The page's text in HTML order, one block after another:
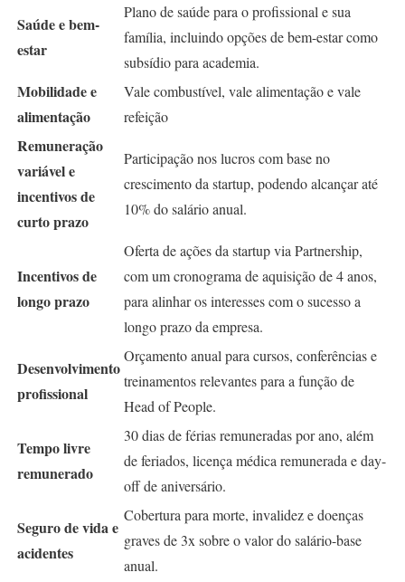
Saúde e bem-
estar
Plano de saúde para o profissional e sua
família, incluindo opções de bem-estar como
subsídio para academia.
Mobilidade e
alimentação
Vale combustível, vale alimentação e vale
refeição
Remuneração
variável e
incentivos de
curto prazo
Participação nos lucros com base no
crescimento da startup, podendo alcançar até
10% do salário anual.
Incentivos de
longo prazo
Oferta de ações da startup via Partnership,
com um cronograma de aquisição de 4 anos,
para alinhar os interesses com o sucesso a
longo prazo da empresa.
Desenvolvimento
profissional
Orçamento anual para cursos, conferências e
treinamentos relevantes para a função de
Head of People.
Tempo livre
remunerado
30 dias de férias remuneradas por ano, além
de feriados, licença médica remunerada e day-
off de aniversário.
Seguro de vida e
acidentes
Cobertura para morte, invalidez e doenças
graves de 3x sobre o valor do salário-base
anual.